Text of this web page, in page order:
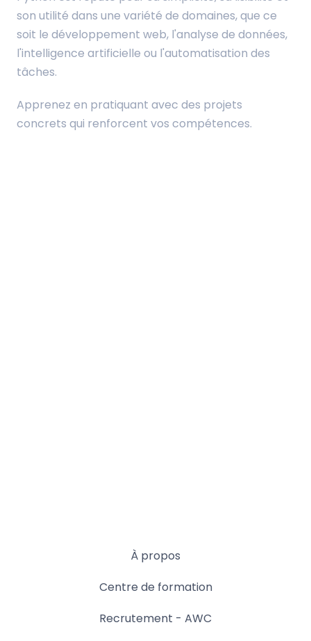
son utilité dans une variété de domaines, que ce
soit le développement web, l'analyse de données,
l'intelligence artificielle ou l'automatisation des
tâches.
Apprenez en pratiquant avec des projets
concrets qui renforcent vos compétences.
À propos
Centre de formation
Recrutement - AWC